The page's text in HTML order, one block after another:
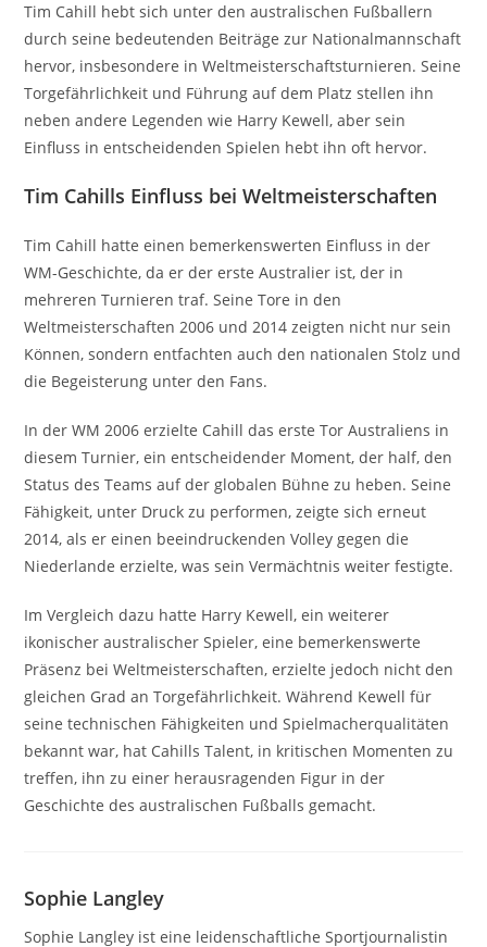
Tim Cahill hebt sich unter den australischen Fußballern
durch seine bedeutenden Beiträge zur Nationalmannschaft
hervor, insbesondere in Weltmeisterschaftsturnieren. Seine
Torgefährlichkeit und Führung auf dem Platz stellen ihn
neben andere Legenden wie Harry Kewell, aber sein
Einfluss in entscheidenden Spielen hebt ihn oft hervor.
Tim Cahills Einfluss bei Weltmeisterschaften
Tim Cahill hatte einen bemerkenswerten Einfluss in der
WM-Geschichte, da er der erste Australier ist, der in
mehreren Turnieren traf. Seine Tore in den
Weltmeisterschaften 2006 und 2014 zeigten nicht nur sein
Können, sondern entfachten auch den nationalen Stolz und
die Begeisterung unter den Fans.
In der WM 2006 erzielte Cahill das erste Tor Australiens in
diesem Turnier, ein entscheidender Moment, der half, den
Status des Teams auf der globalen Bühne zu heben. Seine
Fähigkeit, unter Druck zu performen, zeigte sich erneut
2014, als er einen beeindruckenden Volley gegen die
Niederlande erzielte, was sein Vermächtnis weiter festigte.
Im Vergleich dazu hatte Harry Kewell, ein weiterer
ikonischer australischer Spieler, eine bemerkenswerte
Präsenz bei Weltmeisterschaften, erzielte jedoch nicht den
gleichen Grad an Torgefährlichkeit. Während Kewell für
seine technischen Fähigkeiten und Spielmacherqualitäten
bekannt war, hat Cahills Talent, in kritischen Momenten zu
treffen, ihn zu einer herausragenden Figur in der
Geschichte des australischen Fußballs gemacht.
Sophie Langley
Sophie Langley ist eine leidenschaftliche Sportjournalistin